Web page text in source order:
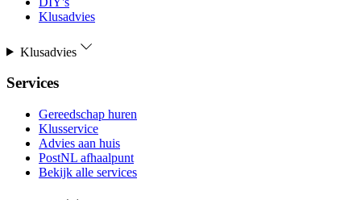
Klusadvies
Klusadvies
Services
Gereedschap huren
Klusservice
Advies aan huis
PostNL afhaalpunt
Bekijk alle services